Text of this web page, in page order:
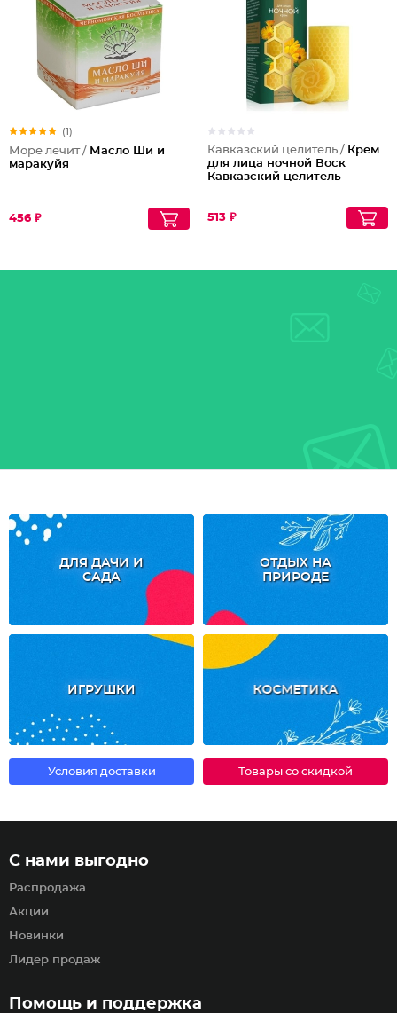
(1)
Море лечит / Масло Ши и
маракуйя
456 ₽
Кавказский целитель / Крем
для лица ночной Воск
Кавказский целитель
513 ₽
ДЛЯ ДАЧИ И
САДА
ОТДЫХ НА
ПРИРОДЕ
ИГРУШКИ КОСМЕТИКА
Условия доставки Товары со скидкой
Помощь и поддержка
С нами выгодно
Распродажа
Акции
Новинки
Лидер продаж